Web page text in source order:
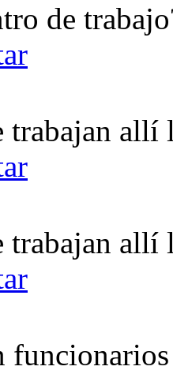
de
trabajan allí
trabajan allí